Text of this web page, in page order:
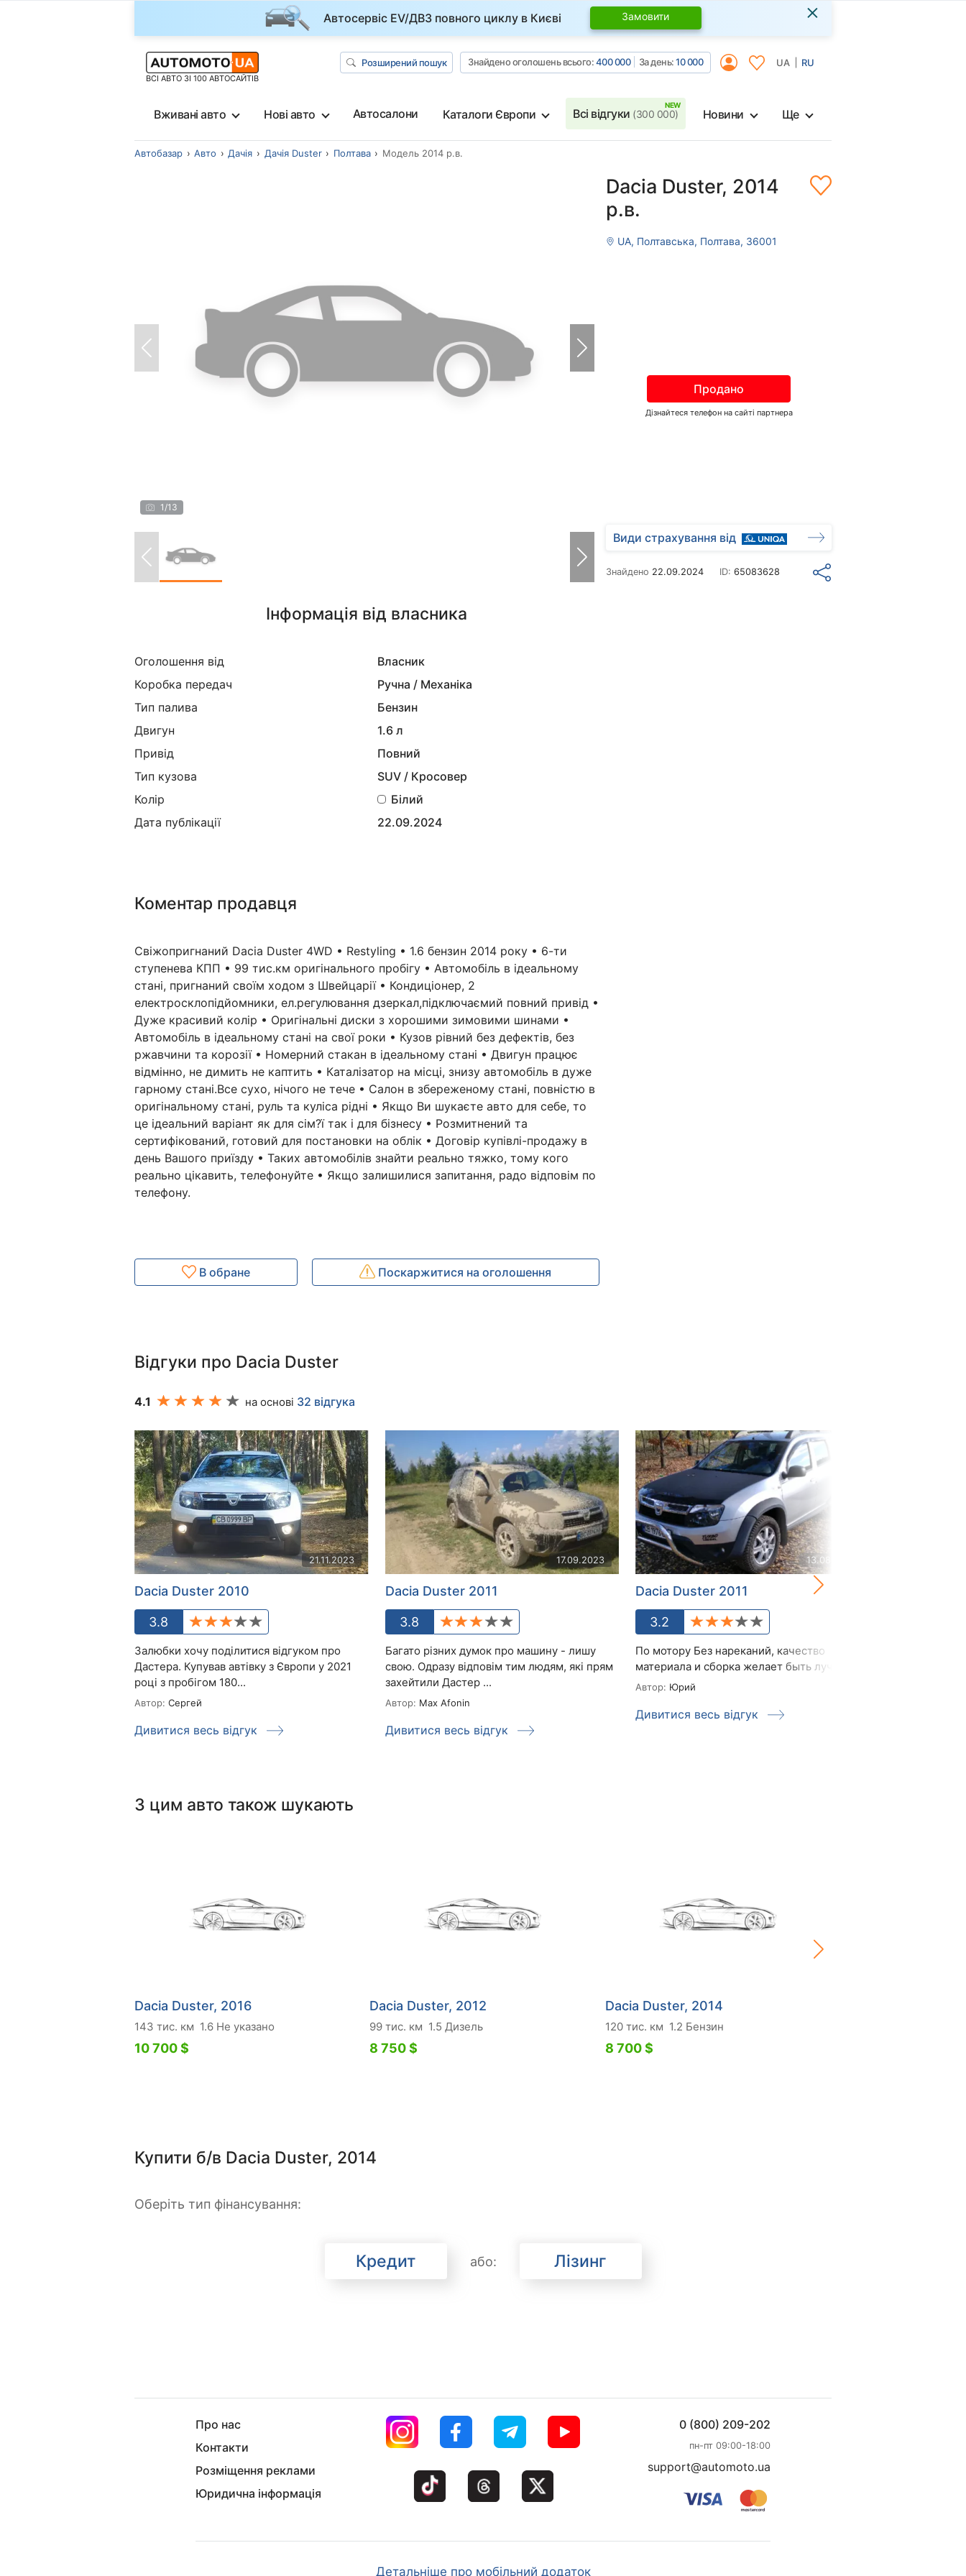
Автосервіс EV/ДВЗ повного циклу в Києві Замовити ×
ВСІ АВТО ЗІ 100 АВТОСАЙТІВ
Розширений пошук Знайдено оголошень всього:400 000 За день:10 000 UA RU
Вживані авто Нові авто Автосалони Каталоги Європи Всі відгуки (300 000) Новини Ще
Автобазар Авто Дачія Дачія Duster Полтава Модель 2014 р.в.
1 /13
Dacia Duster, 2014
р.в.
UA, Полтавська, Полтава, 36001
Продано
Дізнайтеся телефон на сайті партнера
Види страхування від
Знайдено 22.09.2024 ID:65083628
Інформація від власника
Оголошення від
Власник
Коробка передач
Ручна / Механіка
Тип палива
Бензин
Двигун
1.6 л
Привід
Повний
Тип кузова
SUV / Кросовер
Колір
Білий
Дата публікації
22.09.2024
Коментар продавця
Свіжопригнаний Dacia Duster 4WD • Restyling • 1.6 бензин 2014 року • 6-ти
ступенева КПП • 99 тис.км оригінального пробігу • Автомобіль в ідеальному
стані, пригнаний своїм ходом з Швейцарії • Кондиціонер, 2
електросклопідйомники, ел.регулювання дзеркал,підключаємий повний привід •
Дуже красивий колір • Оригінальні диски з хорошими зимовими шинами •
Автомобіль в ідеальному стані на свої роки • Кузов рівний без дефектів, без
ржавчини та корозії • Номерний стакан в ідеальному стані • Двигун працює
відмінно, не димить не каптить • Каталізатор на місці, знизу автомобіль в дуже
гарному стані.Все сухо, нічого не тече • Салон в збереженому стані, повністю в
оригінальному стані, руль та куліса рідні • Якщо Ви шукаєте авто для себе, то
це ідеальний варіант як для сім?ї так і для бізнесу • Розмитнений та
сертифікований, готовий для постановки на облік • Договір купівлі-продажу в
день Вашого приїзду • Таких автомобілів знайти реально тяжко, тому кого
реально цікавить, телефонуйте • Якщо залишилися запитання, радо відповім по
телефону.
В обране Поскаржитися на оголошення
Відгуки про Dacia Duster
4.1 на основі 32 відгука
21.11.2023
Dacia Duster 2010
3.8
Залюбки хочу поділитися відгуком про
Дастера. Купував автівку з Європи у 2021
році з пробігом 180...
Автор: Сергей
Дивитися весь відгук
17.09.2023
Dacia Duster 2011
3.8
Багато різних думок про машину - лишу
свою. Одразу відповім тим людям, які прям
захейтили Дастер ...
Автор: Max Afonin
Дивитися весь відгук
13.08.2021
Dacia Duster 2011
3.2
По мотору Без нареканий, качество
материала и сборка желает быть лучше
Автор: Юрий
Дивитися весь відгук
З цим авто також шукають
Dacia Duster, 2016
143 тис. км 1.6 Не указано
10 700 $
Dacia Duster, 2012
99 тис. км 1.5 Дизель
8 750 $
Dacia Duster, 2014
120 тис. км 1.2 Бензин
8 700 $
Купити б/в Dacia Duster, 2014
Оберіть тип фінансування:
Кредит або: Лізинг
Про нас
Контакти
Розміщення реклами
Юридична інформація
0 (800) 209-202
пн-пт 09:00-18:00
support@automoto.ua
Детальніше про мобільний додаток